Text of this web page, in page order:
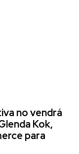
no vendrá
Kok,
para